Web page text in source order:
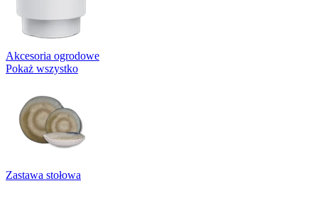
Akcesoria ogrodowe
Pokaż wszystko
Zastawa stołowa